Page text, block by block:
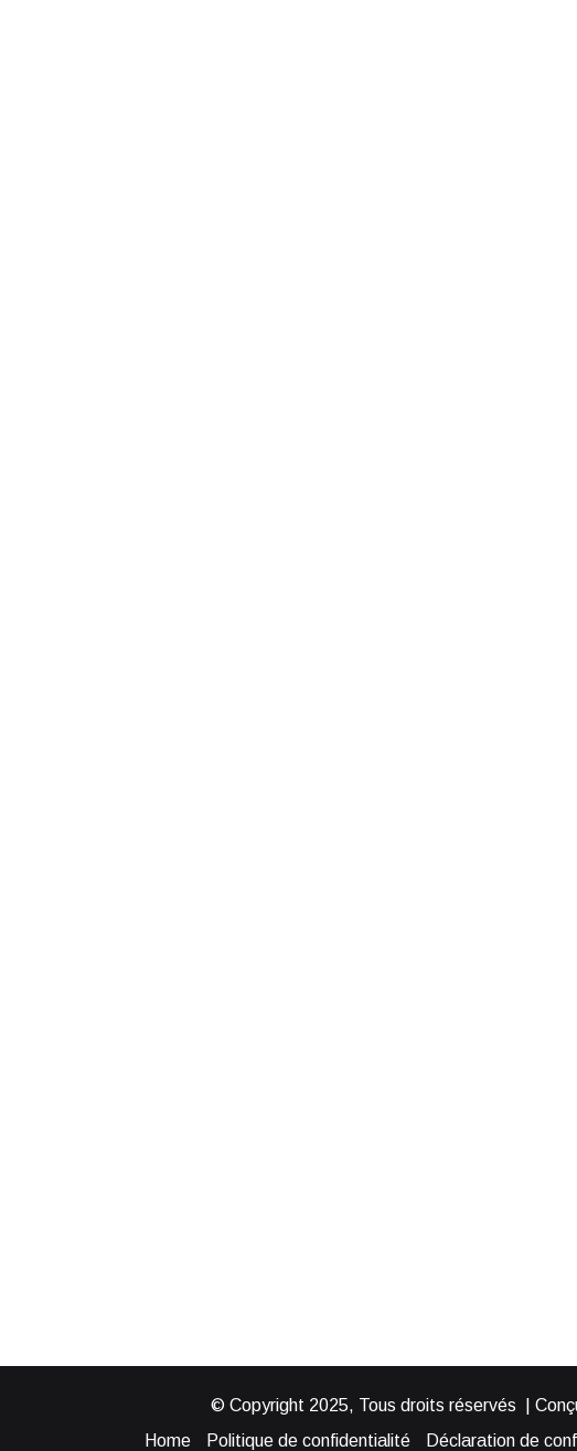
© Copyright 2025, Tous droits réservés |
Home
Politique de confidentialité Déclaration de